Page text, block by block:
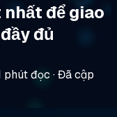
để giao
đủ
phút đọc ·Đã cập